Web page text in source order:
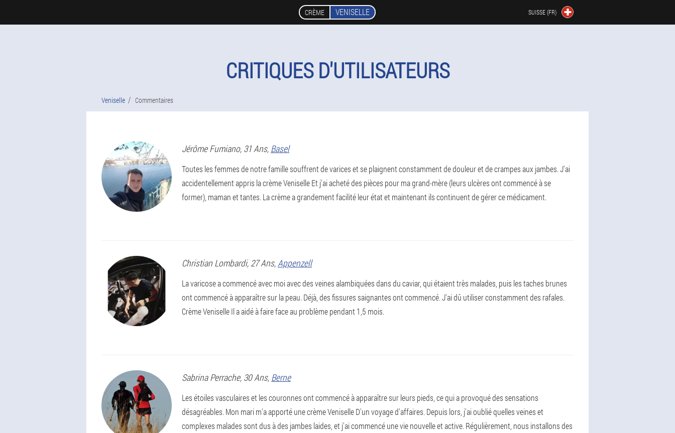
CRÈME VENISELLE SUISSE (FR)
CRITIQUES D'UTILISATEURS
Veniselle Commentaires
Jérôme Fumiano, 31 Ans, Basel
Toutes les femmes de notre famille souffrent de varices et se plaignent constamment de douleur et de crampes aux jambes. J'ai
accidentellement appris la crème Veniselle Et j'ai acheté des pièces pour ma grand-mère (leurs ulcères ont commencé à se
former), maman et tantes. La crème a grandement facilité leur état et maintenant ils continuent de gérer ce médicament.
Christian Lombardi, 27 Ans,Appenzell
La varicose a commencé avec moi avec des veines alambiquées dans du caviar, qui étaient très malades, puis les taches brunes
ont commencé à apparaître sur la peau. Déjà, des fissures saignantes ont commencé. J'ai dû utiliser constamment des rafales.
Crème Veniselle Il a aidé à faire face au problème pendant 1,5 mois.
Sabrina Perrache, 30 Ans, Berne
Les étoiles vasculaires et les couronnes ont commencé à apparaître sur leurs pieds, ce qui a provoqué des sensations
désagréables. Mon mari m'a apporté une crème Veniselle D'un voyage d'affaires. Depuis lors, j'ai oublié quelles veines et
complexes malades sont dus à des jambes laides, et j'ai commencé une vie nouvelle et active. Régulièrement, nous installons des